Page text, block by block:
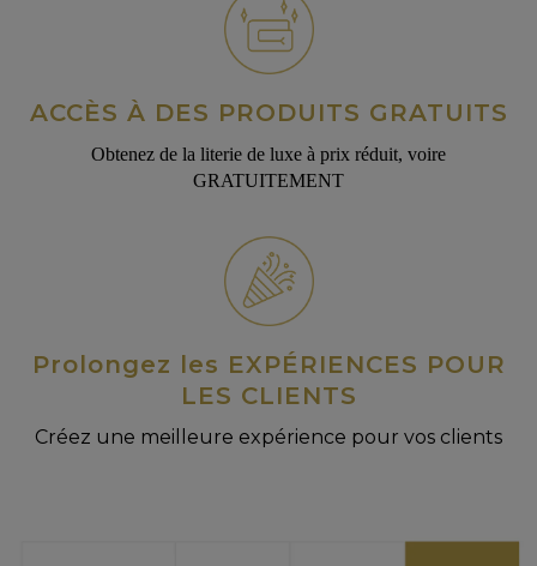
ACCÈS À DES PRODUITS GRATUITS
Obtenez de la literie de luxe à prix réduit, voire
GRATUITEMENT
Prolongez les EXPÉRIENCES POUR
LES CLIENTS
Créez une meilleure expérience pour vos clients